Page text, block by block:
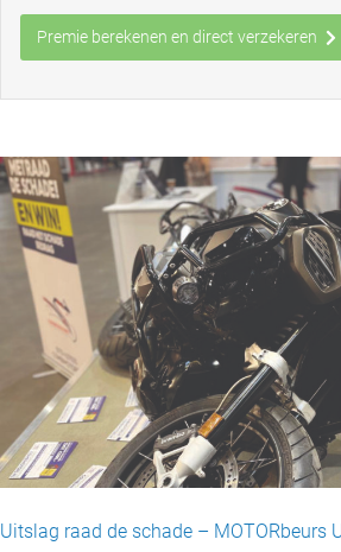
Premie berekenen en direct verzekeren
Uitslag raad de schade – MOTORbeurs